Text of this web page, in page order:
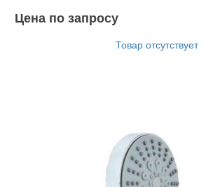
Цена по запросу
Товар отсутствует